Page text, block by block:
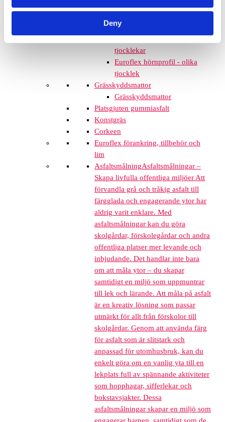
DenyEuroflex stegblock
tjocklekar
Euroflex hörnprofil - olika
tjocklek
Grässkyddsmattor
Grässkyddsmattor
Platsgjuten gummiasfalt
Konstgräs
Corkeen
Euroflex förankring, tillbehör och
lim
AsfaltsmålningAsfaltsmålningar –
Skapa livfulla offentliga miljöer Att
förvandla grå och tråkig asfalt till
färgglada och engagerande ytor har
aldrig varit enklare. Med
asfaltsmålningar kan du göra
skolgårdar, förskolegårdar och andra
offentliga platser mer levande och
inbjudande. Det handlar inte bara
om att måla ytor – du skapar
samtidigt en miljö som uppmuntrar
till lek och lärande. Att måla på asfalt
är en kreativ lösning som passar
utmärkt för allt från förskolor till
skolgårdar. Genom att använda färg
för asfalt som är slitstark och
anpassad för utomhusbruk, kan du
enkelt göra om en vanlig yta till en
lekplats full av spännande aktiviteter
som hopphagar, sifferlekar och
bokstavsjakter. Dessa
asfaltsmålningar skapar en miljö som